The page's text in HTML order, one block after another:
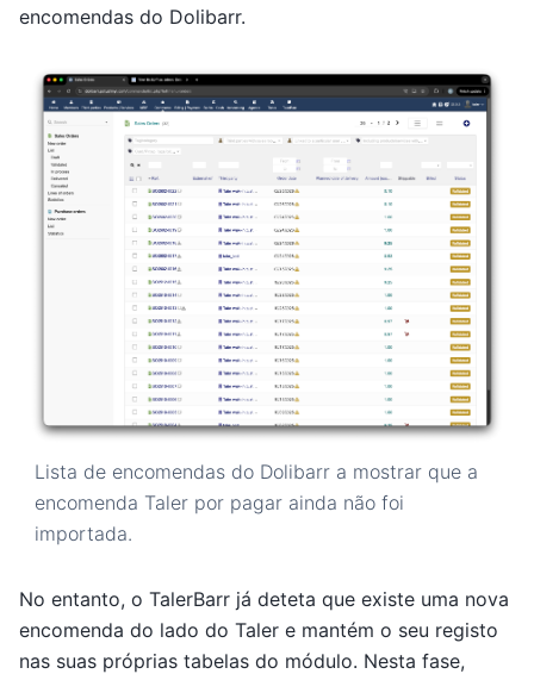
encomendas do Dolibarr.
Lista de encomendas do Dolibarr a mostrar que a
encomenda Taler por pagar ainda não foi
importada.
No entanto, o TalerBarr já deteta que existe uma nova
encomenda do lado do Taler e mantém o seu registo
nas suas próprias tabelas do módulo. Nesta fase,